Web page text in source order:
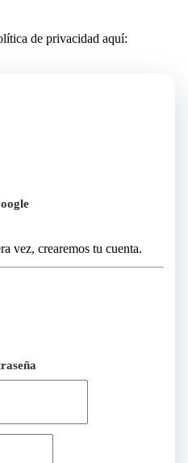
de privacidad aquí:
vez, crearemos tu cuenta.